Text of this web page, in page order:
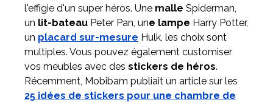
l'effigie d'un super héros. Une malle Spiderman,
un lit-bateau Peter Pan, une lampe Harry Potter,
un placard sur-mesure Hulk, les choix sont
multiples. Vous pouvez également customiser
vos meubles avec des stickers de héros.
Récemment, Mobibam publiait un article sur les
25 idées de stickers pour une chambre de